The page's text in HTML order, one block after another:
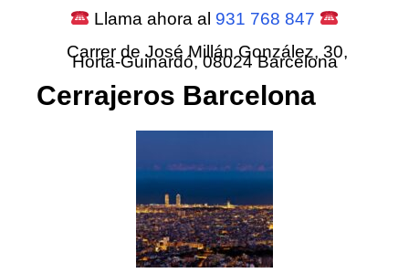
Llama ahora al 931 768 847
Carrer de José Millán González, 30,
Horta-Guinardó, 08024 Barcelona
Cerrajeros Barcelona